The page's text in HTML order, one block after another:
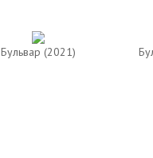
Бульвар (2021)